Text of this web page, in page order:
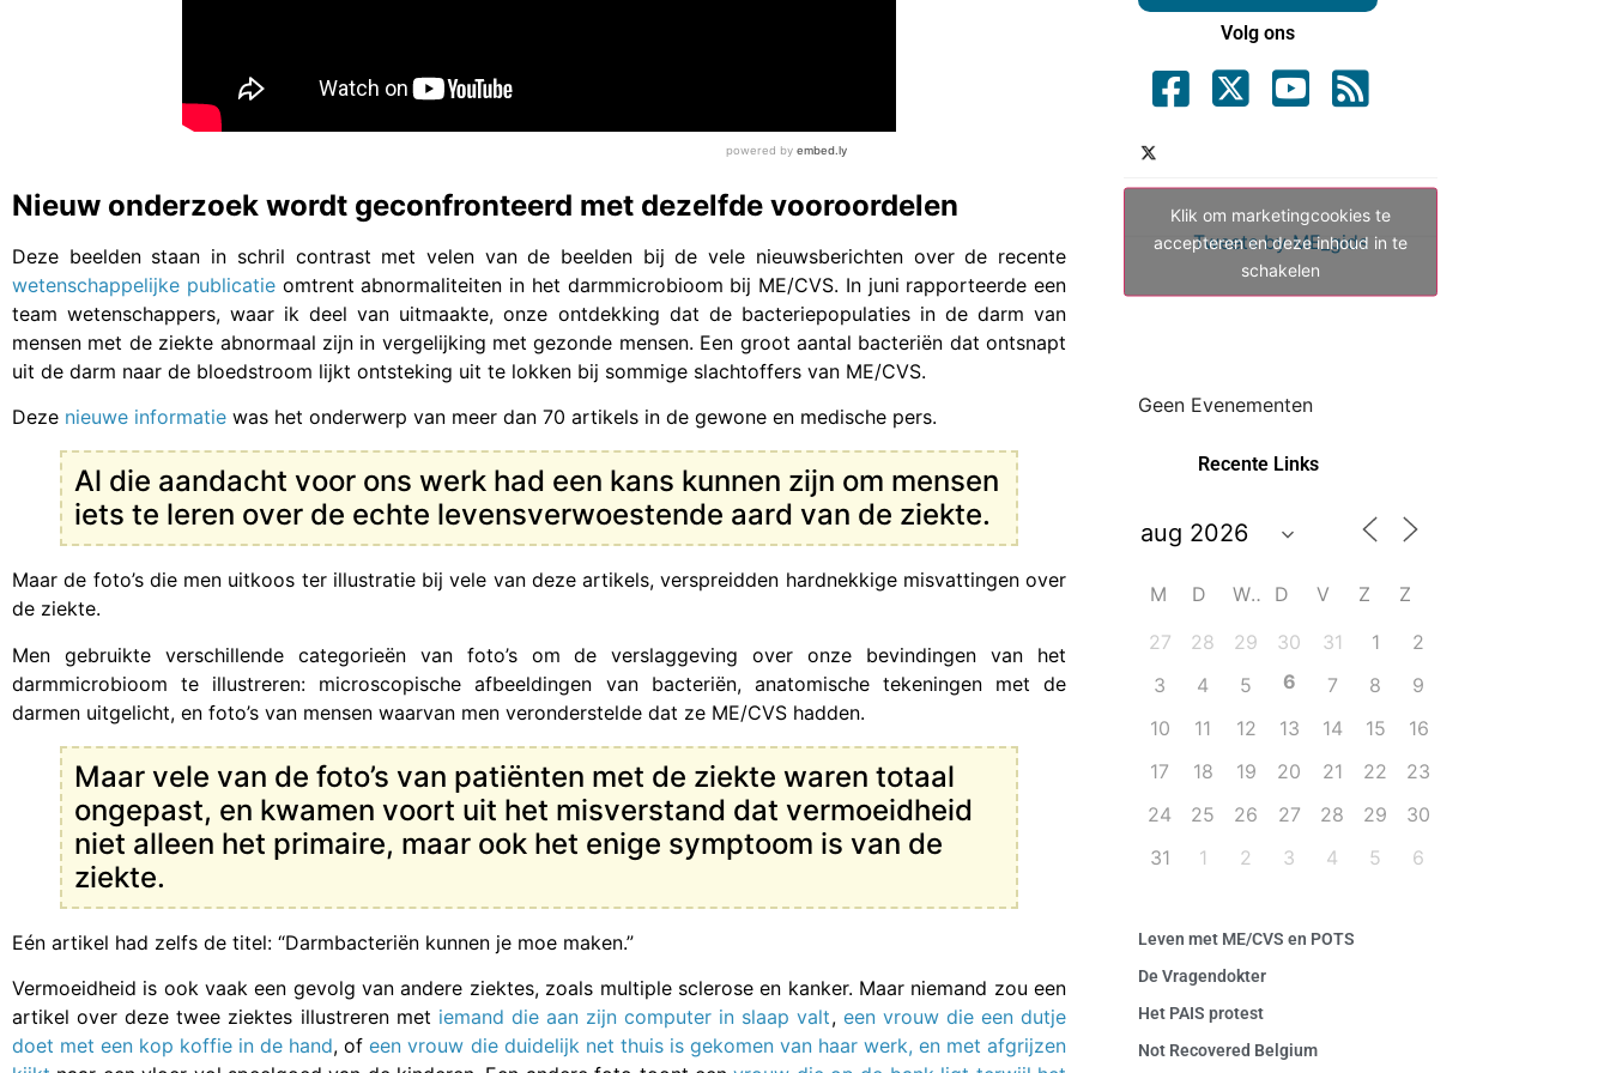
Nieuw onderzoek wordt geconfronteerd met dezelfde vooroordelen
Deze beelden staan in schril contrast met velen van de beelden bij de vele nieuwsberichten over de recente
wetenschappelijke publicatieomtrent abnormaliteiten in het darmmicrobioom bij ME/CVS. In juni rapporteerde een
team wetenschappers, waar ik deel van uitmaakte, onze ontdekking dat de bacteriepopulaties in de darm van
mensen met de ziekte abnormaal zijn in vergelijking met gezonde mensen. Een groot aantal bacteriën dat ontsnapt
uit de darm naar de bloedstroom lijkt ontsteking uit te lokken bij sommige slachtoffers van ME/CVS.
Deze nieuwe informatie was het onderwerp van meer dan 70 artikels in de gewone en medische pers.
Al die aandacht voor ons werk had een kans kunnen zijn om mensen
iets te leren over de echte levensverwoestende aard van de ziekte.
Maar de foto’s die men uitkoos ter illustratie bij vele van deze artikels, verspreidden hardnekkige misvattingen over
de ziekte.
Men gebruikte verschillende categorieën van foto’s om de verslaggeving over onze bevindingen van het
darmmicrobioom te illustreren: microscopische afbeeldingen van bacteriën, anatomische tekeningen met de
darmen uitgelicht, en foto’s van mensen waarvan men veronderstelde dat ze ME/CVS hadden.
Maar vele van de foto’s van patiënten met de ziekte waren totaal
ongepast, en kwamen voort uit het misverstand dat vermoeidheid
niet alleen het primaire, maar ook het enige symptoom is van de
ziekte.
Eén artikel had zelfs de titel: “Darmbacteriën kunnen je moe maken.”
Vermoeidheid is ook vaak een gevolg van andere ziektes, zoals multiple sclerose en kanker. Maar niemand zou een
artikel over deze twee ziektes illustreren met iemand die aan zijn computer in slaap valt, een vrouw die een dutje
doet met een kop koffie in de hand, ofeen vrouw die duidelijk net thuis is gekomen van haar werk, en met afgrijzen
Volg ons
Tweets by ME_gids
Klik om marketingcookies te
accepteren en deze inhoud in te
schakelen
Geen Evenementen
Recente Links
M D W D V Z
Z
27
28 29 30 31 1
2
3
4 5 6 7 8
9
10
11 12 13 14 15
16
17
18 19 20 21 22
23
24
25 26 27 28 29
30
31
1 2 3 4 5 6
Leven met ME/CVS en POTS
De Vragendokter
Het PAIS protest
Not Recovered Belgium